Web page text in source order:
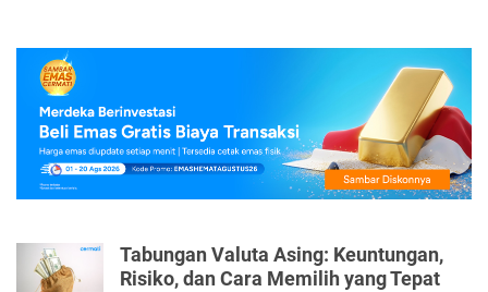
Tabungan Valuta Asing: Keuntungan,
Risiko, dan Cara Memilih yang Tepat